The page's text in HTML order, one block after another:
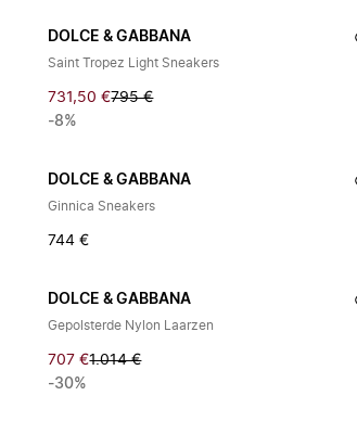
DOLCE & GABBANA
Saint Tropez Light Sneakers
731,50 €795 €
-8%
DOLCE & GABBANA
Ginnica Sneakers
744 €
DOLCE & GABBANA
Gepolsterde Nylon Laarzen
707 €1.014 €
-30%